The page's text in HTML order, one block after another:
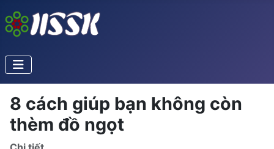
8 cách giúp bạn không còn
thèm đồ ngọt